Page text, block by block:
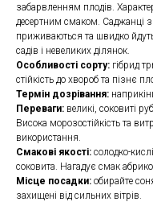
забарвленням плодів.
десертним смаком. Саджанці
приживаються та швидко
садів і невеликих ділянок.
Особливості сорту: гібрид
стійкість до хвороб та пізнє
Термін дозрівання:
Переваги: великі, соковиті
Висока морозостійкість та
використання.
Смакові якості: солодко-
соковита. Нагадує смак
Місце посадки: обирайте
захищені від сильних вітрів.